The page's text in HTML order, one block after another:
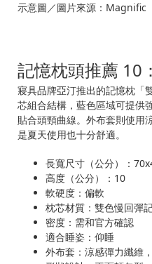
示意圖／圖片來源：Magnific
記憶枕頭推薦 10
寢具品牌亞汀推出的記憶枕「
芯組合結構，藍色區域可提供
貼合頭頸曲線。外布套則使用
是夏天使用也十分舒適。
長寬尺寸（公分）：
高度（公分）：10
軟硬度：偏軟
枕芯材質：雙色慢回彈
密度：需和官方確認
適合睡姿：仰睡
外布套：涼感彈力纖維